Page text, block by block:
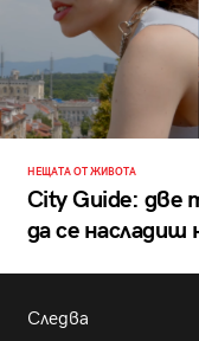
НЕЩАТА ОТ ЖИВОТА
City Guide: две
да се
Следва